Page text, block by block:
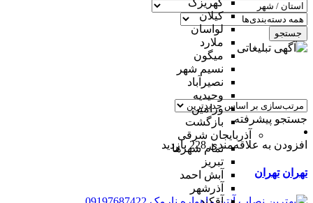
کهریزک
کیلان
لواسان
ملارد
میگون
نسیم شهر
نصیرآباد
وحیدیه
ورامین
بازگشت
آذربایجان شرقی
تمام شهر‌ها
تبریز
آبش احمد
آذرشهر
جستجو
جستجو پیشرفته
افزودن به علاقه‌مندی 228 بازدید
تهران تهران